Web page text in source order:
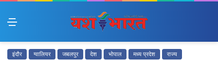
Menu
इंदौर ग्वालियर जबलपुर देश भोपाल मध्य प्रदेश राज्य